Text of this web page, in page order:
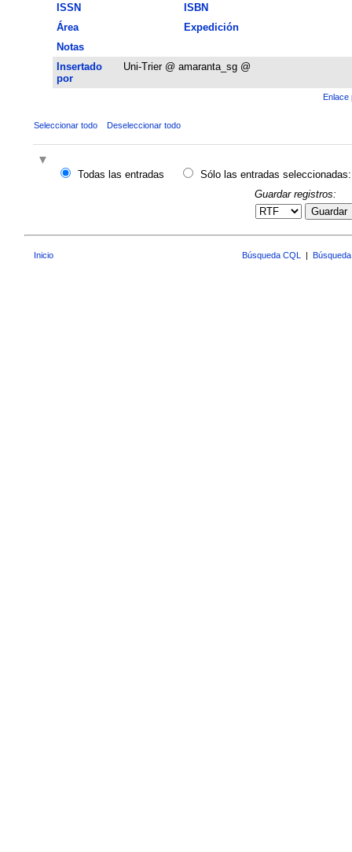
ISSN
ISBN
Área
Expedición
Notas
Insertado
por
Uni-Trier @ amaranta_sg @
Enlace
Seleccionar todo Deseleccionar todo
Todas las entradas
Sólo las entradas seleccionadas:
Guardar registros:
Guardar
Inicio Búsqueda CQL